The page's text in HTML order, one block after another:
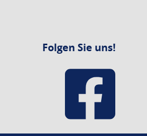
Folgen Sie uns!